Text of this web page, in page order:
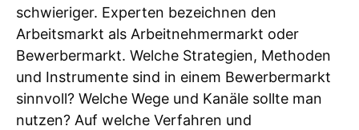
schwieriger. Experten bezeichnen den
Arbeitsmarkt als Arbeitnehmermarkt oder
Bewerbermarkt. Welche Strategien, Methoden
und Instrumente sind in einem Bewerbermarkt
sinnvoll? Welche Wege und Kanäle sollte man
nutzen? Auf welche Verfahren und